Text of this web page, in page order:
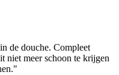
de douche. Compleet
niet meer schoon te krijgen
"